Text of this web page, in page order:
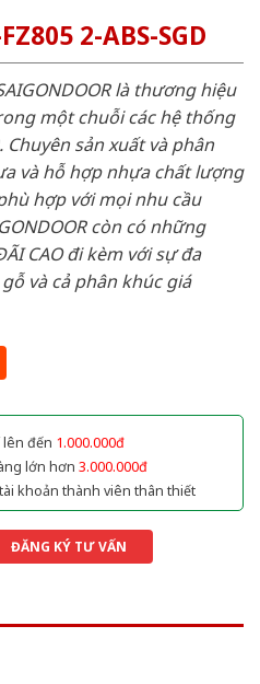
2-ABS-SGD
là thương hiệu
một chuỗi các hệ thống
Chuyên sản xuất và phân
và hỗ hợp nhựa chất lượng
hợp với mọi nhu cầu
còn có những
CAO đi kèm với sự đa
và cả phân khúc giá
đến 1.000.000đ
lớn hơn 3.000.000đ
khoản thành viên thân thiết
ĐĂNG KÝ TƯ VẤN